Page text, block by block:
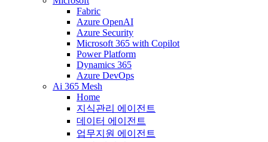
Fabric
Azure OpenAI
Azure Security
Microsoft 365 with Copilot
Power Platform
Dynamics 365
Azure DevOps
Ai 365 Mesh
Home
지식관리 에이전트
데이터 에이전트
업무지원 에이전트